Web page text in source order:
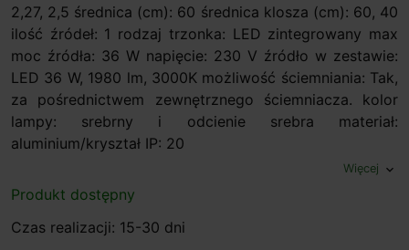
2,27, 2,5 średnica (cm): 60 średnica klosza (cm): 60, 40
ilość źródeł: 1 rodzaj trzonka: LED zintegrowany max
moc źródła: 36 W napięcie: 230 V źródło w zestawie:
LED 36 W, 1980 lm, 3000K możliwość ściemniania: Tak,
za pośrednictwem zewnętrznego ściemniacza. kolor
lampy: srebrny i odcienie srebra materiał:
aluminium/kryształ IP: 20
Więcej expand_more
Produkt dostępny
Czas realizacji: 15-30 dni